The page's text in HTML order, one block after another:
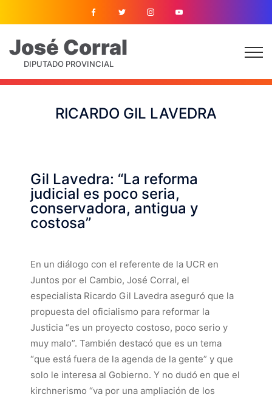
José Corral
DIPUTADO PROVINCIAL
RICARDO GIL LAVEDRA
Gil Lavedra: “La reforma
judicial es poco seria,
conservadora, antigua y
costosa”
En un diálogo con el referente de la UCR en
Juntos por el Cambio, José Corral, el
especialista Ricardo Gil Lavedra aseguró que la
propuesta del oficialismo para reformar la
Justicia “es un proyecto costoso, poco serio y
muy malo”. También destacó que es un tema
“que está fuera de la agenda de la gente” y que
solo le interesa al Gobierno. Y no dudó en que el
kirchnerismo “va por una ampliación de los